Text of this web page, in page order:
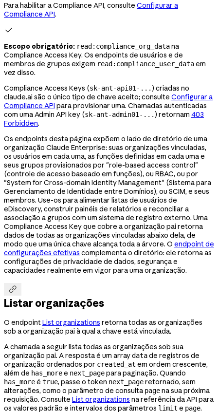
Para habilitar a Compliance API, consulte Configurar a
Compliance API.

Escopo obrigatório: read:compliance_org_datana
Compliance Access Key. Os endpoints de usuários e de
membros de grupos exigem read:compliance_user_dataem
vez disso.
Compliance Access Keys (sk-ant-api01-...) criadas no
claude.ai são o único tipo de chave aceito; consulte Configurar a
Compliance API para provisionar uma. Chamadas autenticadas
com uma Admin API key (sk-ant-admin01-...) retornam 403
Forbidden.
Os endpoints desta página expõem o lado de diretório de uma
organização Claude Enterprise: suas organizações vinculadas,
os usuários em cada uma, as funções definidas em cada uma e
seus grupos provisionados por "role-based access control"
(controle de acesso baseado em funções), ou RBAC, ou por
"System for Cross-domain Identity Management" (Sistema para
Gerenciamento de Identidade entre Domínios), ou SCIM, e seus
membros. Use-os para alimentar listas de usuários de
eDiscovery, construir painéis de relatórios e reconciliar a
associação a grupos com um sistema de registro externo. Uma
Compliance Access Key que cobre a organização pai retorna
dados de todas as organizações vinculadas abaixo dela, de
modo que uma única chave alcança toda a árvore. O endpoint de
configurações efetivas complementa o diretório: ele retorna as
configurações de privacidade de dados, segurança e
capacidades realmente em vigor para uma organização.

Listar organizações
O endpointList organizations retorna todas as organizações
sob a organização pai à qual a chave está vinculada.
A chamada a seguir lista todas as organizações sob sua
organização pai. A resposta é um arraydatade registros de
organização ordenados por created_at em ordem crescente,
além de has_moree next_pagepara paginação. Quando
has_moreé true, passe o token next_pageretornado, sem
alterações, como o parâmetro de consulta pagena sua próxima
requisição. Consulte List organizations na referência da API para
os valores padrão e intervalos dos parâmetros limit e page.